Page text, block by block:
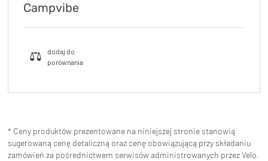
Campvibe
* Ceny produktów prezentowane na niniejszej stronie stanowią
sugerowaną cenę detaliczną oraz cenę obowiązującą przy składaniu
zamówień za pośrednictwem serwisów administrowanych przez Velo.